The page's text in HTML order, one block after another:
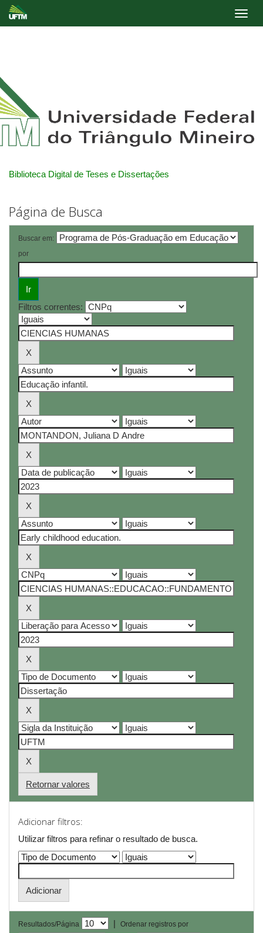
Biblioteca Digital de Teses e Dissertações
Página de Busca
Buscar em:
por
Filtros correntes:
Retornar valores
Adicionar filtros:
Utilizar filtros para refinar o resultado de busca.
Resultados/Página |
Ordenar registros por